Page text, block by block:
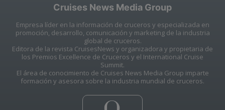
Cruises News Media Group
Empresa líder en la información de cruceros y especializada en
promoción, desarrollo, comunicación y marketing de la industria
global de cruceros.
Editora de la revista CruisesNews y organizadora y propietaria de
los Premios Excellence de Cruceros y el International Cruise
Summit.
El área de conocimiento de Cruises News Media Group imparte
formación y asesora sobre la industria mundial de cruceros.